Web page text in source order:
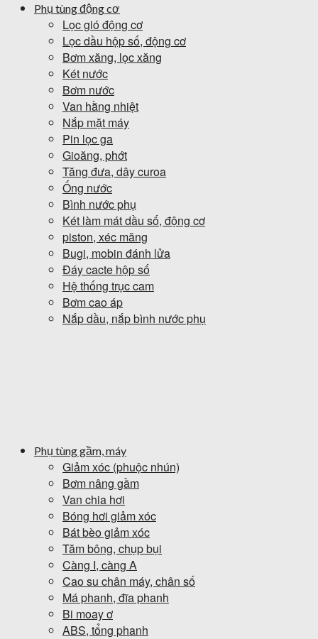
Phụ tùng động cơ
Lọc gió động cơ
Lọc dầu hộp số, động cơ
Bơm xăng, lọc xăng
Két nước
Bơm nước
Van hằng nhiệt
Nắp mặt máy
Pin lọc ga
Gioăng, phớt
Tăng đưa, dây curoa
Ống nước
Bình nước phụ
Két làm mát dầu số, động cơ
piston, xéc măng
Bugi, mobin đánh lửa
Đáy cacte hộp số
Hệ thống trục cam
Bơm cao áp
Nắp dầu, nắp bình nước phụ
Phụ tùng gầm, máy
Giảm xóc (phuộc nhún)
Bơm nâng gầm
Van chia hơi
Bóng hơi giảm xóc
Bát bèo giảm xóc
Tăm bông, chụp bụi
Càng I, càng A
Cao su chân máy, chân số
Má phanh, đĩa phanh
Bi moay ơ
ABS, tổng phanh